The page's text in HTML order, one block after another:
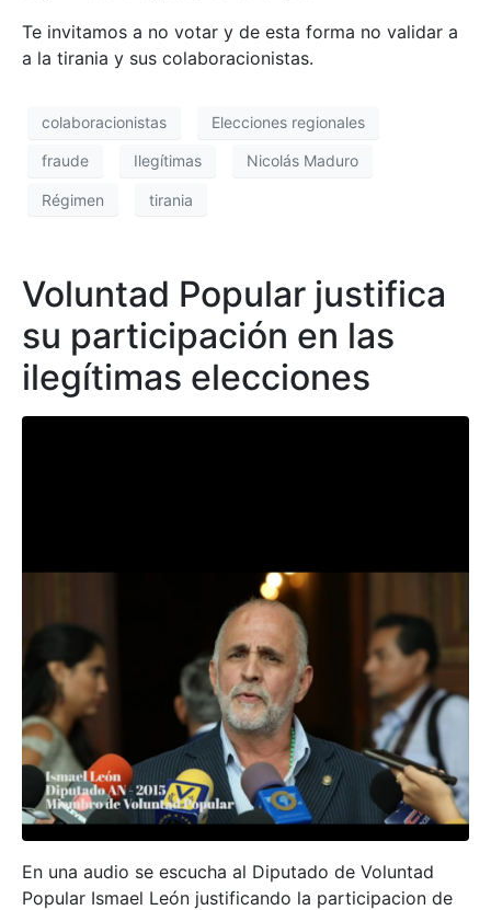
Te invitamos a no votar y de esta forma no validar a
a la tirania y sus colaboracionistas.
colaboracionistas Elecciones regionales
fraude Ilegítimas Nicolás Maduro
Régimen tirania
Voluntad Popular justifica
su participación en las
ilegítimas elecciones
En una audio se escucha al Diputado de Voluntad
Popular Ismael León justificando la participacion de